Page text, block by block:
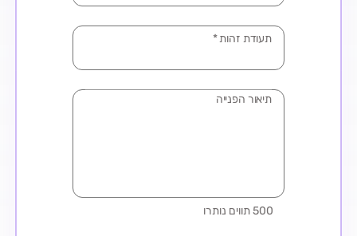
תעודת זהות*
תיאור הפנייה
500 תווים נותרו